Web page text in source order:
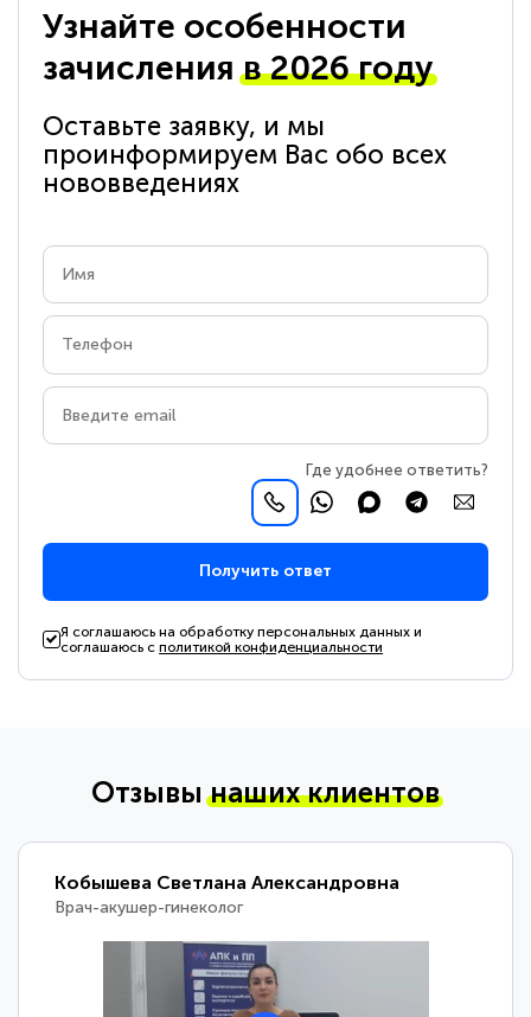
Узнайте особенности
зачисленияв 2026 году
Оставьте заявку, и мы
проинформируем Вас обо всех
нововведениях
Где удобнее ответить?
Получить ответ
Я соглашаюсь на обработку персональных данных и
соглашаюсь сполитикой конфиденциальности
Отзывынаших клиентов
Кобышева Светлана Александровна
Врач-акушер-гинеколог